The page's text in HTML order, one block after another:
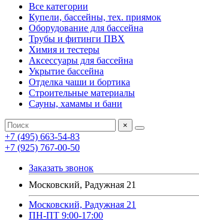
Все категории
Купели, бассейны, тех. приямок
Оборудование для бассейна
Трубы и фитинги ПВХ
Химия и тестеры
Аксессуары для бассейна
Укрытие бассейна
Отделка чаши и бортика
Строительные материалы
Сауны, хамамы и бани
×
+7 (495) 663-54-83
+7 (925) 767-00-50
Заказать звонок
Московский, Радужная 21
Московский, Радужная 21
ПН-ПТ 9:00-17:00